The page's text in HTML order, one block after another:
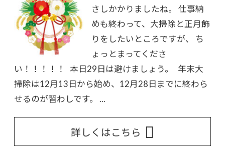
さしかかりましたね。 仕事納
めも終わって、大掃除と正月飾
りをしたいところですが、 ち
ょっとまってくださ
い！！！！！ 本日29日は避けましょう。 年末大
掃除は12月13日から始め、12月28日までに終わら
せるのが習わしです。 ...
詳しくはこちら